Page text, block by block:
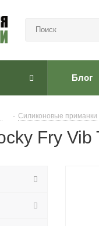
Блог
- Cиликоновые приманки
Fry Vib